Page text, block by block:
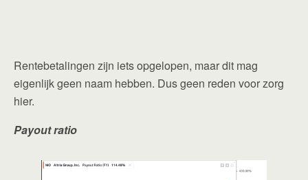
Rentebetalingen zijn iets opgelopen, maar dit mag
eigenlijk geen naam hebben. Dus geen reden voor zorg
hier.
Payout ratio